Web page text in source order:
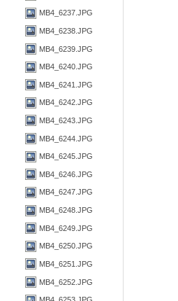
MB4_6237.JPG
MB4_6238.JPG
MB4_6239.JPG
MB4_6240.JPG
MB4_6241.JPG
MB4_6242.JPG
MB4_6243.JPG
MB4_6244.JPG
MB4_6245.JPG
MB4_6246.JPG
MB4_6247.JPG
MB4_6248.JPG
MB4_6249.JPG
MB4_6250.JPG
MB4_6251.JPG
MB4_6252.JPG